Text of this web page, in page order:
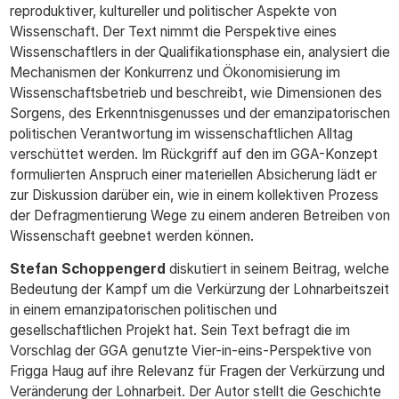
reproduktiver, kultureller und politischer Aspekte von
Wissenschaft. Der Text nimmt die Perspektive eines
Wissenschaftlers in der Qualifikationsphase ein, analysiert die
Mechanismen der Konkurrenz und Ökonomisierung im
Wissenschaftsbetrieb und beschreibt, wie Dimensionen des
Sorgens, des Erkenntnisgenusses und der emanzipatorischen
politischen Verantwortung im wissenschaftlichen Alltag
verschüttet werden. Im Rückgriff auf den im GGA-Konzept
formulierten Anspruch einer materiellen Absicherung lädt er
zur Diskussion darüber ein, wie in einem kollektiven Prozess
der Defragmentierung Wege zu einem anderen Betreiben von
Wissenschaft geebnet werden können.
Stefan Schoppengerd diskutiert in seinem Beitrag, welche
Bedeutung der Kampf um die Verkürzung der Lohnarbeitszeit
in einem emanzipatorischen politischen und
gesellschaftlichen Projekt hat. Sein Text befragt die im
Vorschlag der GGA genutzte Vier-in-eins-Perspektive von
Frigga Haug auf ihre Relevanz für Fragen der Verkürzung und
Veränderung der Lohnarbeit. Der Autor stellt die Geschichte